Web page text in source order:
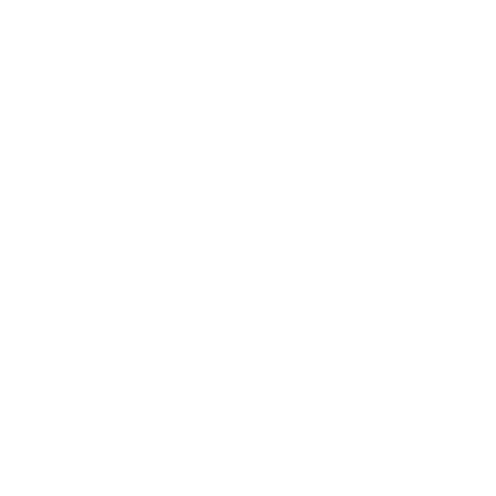
introduktion
historia, djurens och mjölkgårdarnas roll
klassiker och gårdsmejerier
och säsong.
övriga världen
ostar